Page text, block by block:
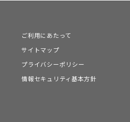
ご利用にあたって
サイトマップ
プライバシーポリシー
情報セキュリティ基本方針